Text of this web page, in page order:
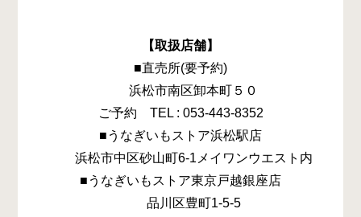
【取扱店舗】
■直売所(要予約)
浜松市南区卸本町５０
ご予約 TEL : 053-443-8352
■うなぎいもストア浜松駅店
浜松市中区砂山町6-1メイワンウエスト内
■うなぎいもストア東京戸越銀座店
品川区豊町1-5-5